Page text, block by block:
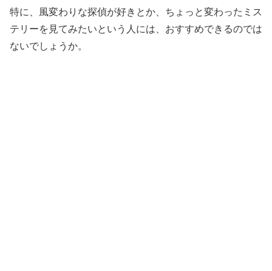
特に、風変わりな探偵が好きとか、ちょっと変わったミス
テリーを見てみたいという人には、おすすめできるのでは
ないでしょうか。